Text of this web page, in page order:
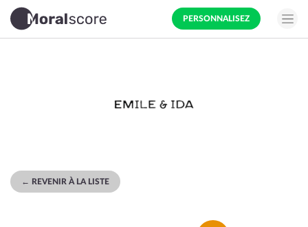
PERSONNALISEZ
← REVENIR À LA LISTE